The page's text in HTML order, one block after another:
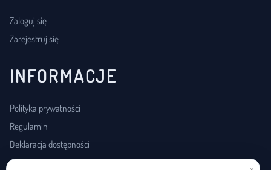
Zaloguj się
Zarejestruj się
INFORMACJE
Polityka prywatności
Regulamin
Deklaracja dostępności